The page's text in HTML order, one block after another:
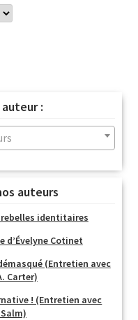
:
auteurs
identitaires
d’Évelyne Cotinet
(Entretien avec
Carter)
! (Entretien avec